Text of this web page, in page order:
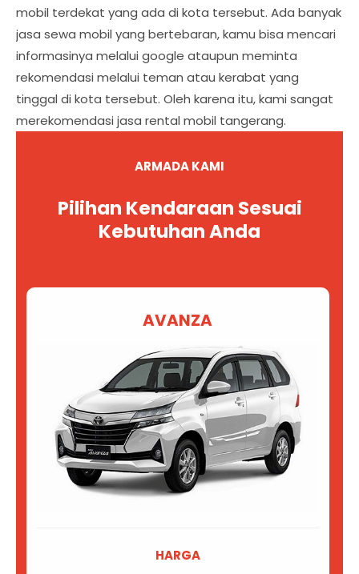
mobil terdekat yang ada di kota tersebut. Ada banyak
jasa sewa mobil yang bertebaran, kamu bisa mencari
informasinya melalui google ataupun meminta
rekomendasi melalui teman atau kerabat yang
tinggal di kota tersebut. Oleh karena itu, kami sangat
merekomendasi jasa rental mobil tangerang.
ARMADA KAMI
Pilihan Kendaraan Sesuai
Kebutuhan Anda
AVANZA
HARGA